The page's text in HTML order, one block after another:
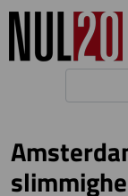
Overslaan en naar de